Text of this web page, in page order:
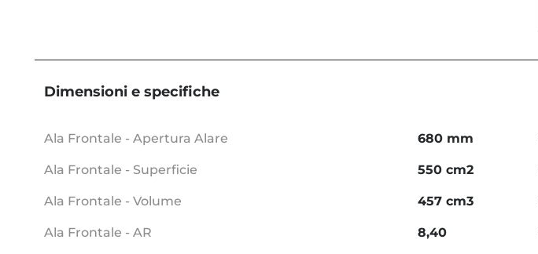
Dimensioni e specifiche
Ala Frontale - Apertura Alare 680 mm
Ala Frontale - Superficie 550 cm2
Ala Frontale - Volume 457 cm3
Ala Frontale - AR 8,40